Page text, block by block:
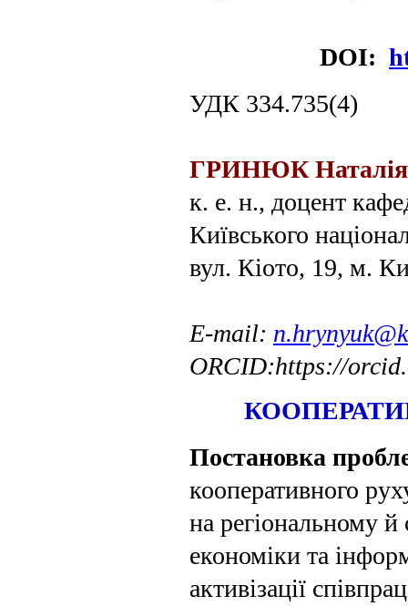
DOI:
УДК 334.735(4)
ГРИНЮК
к. е. н., доцент
Київського
вул. Кіото, 19, м.
E-mail:
ORCID:https://orcid
Постановка
кооператив­ного
на регіональному й
економіки та
активізації